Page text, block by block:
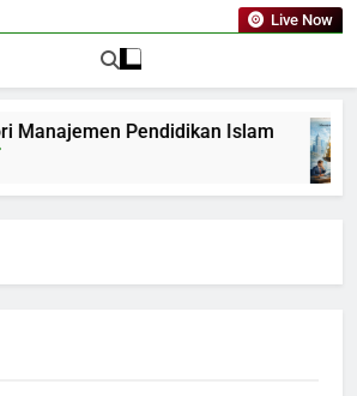
Live Now
Pendidikan Islam